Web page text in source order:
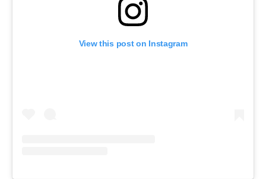
View this post on Instagram